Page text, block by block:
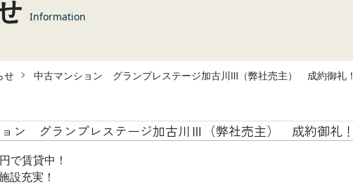
Information
せ 中古マンション グランプレステージ加古川Ⅲ（弊社売主） 成約御礼！
ン グランプレステージ加古川Ⅲ（弊社売主） 成約御礼！
で賃貸中！
設充実！